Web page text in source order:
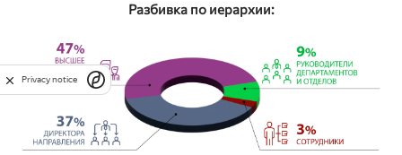
Разбивка по иерархии:
Privacy notice